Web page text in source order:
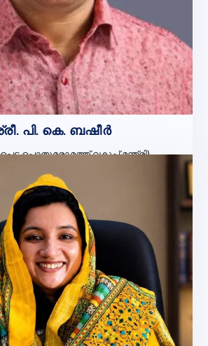
പി. കെ. ബഷീർ
പൊതുമരാമത്ത് വകുപ്പ് മന്ത്രി)